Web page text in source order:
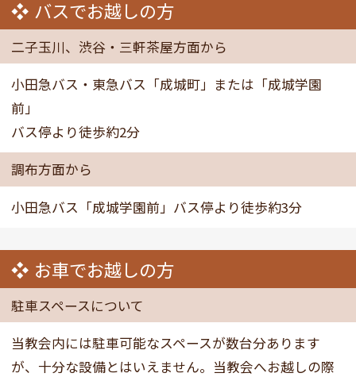
バスでお越しの方
二子玉川、渋谷・三軒茶屋方面から
小田急バス・東急バス「成城町」または「成城学園
前」
バス停より徒歩約2分
調布方面から
小田急バス「成城学園前」バス停より徒歩約3分
お車でお越しの方
駐車スペースについて
当教会内には駐車可能なスペースが数台分あります
が、十分な設備とはいえません。当教会へお越しの際